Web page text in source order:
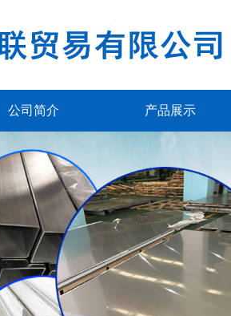
公司简介 产品展示